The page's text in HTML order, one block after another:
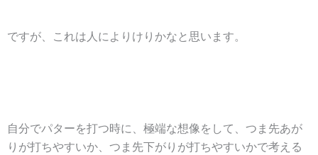
ですが、これは人によりけりかなと思います。
自分でパターを打つ時に、極端な想像をして、つま先あが
りが打ちやすいか、つま先下がりが打ちやすいかで考える